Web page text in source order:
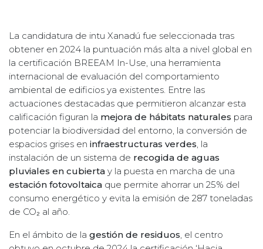
La candidatura de intu Xanadú fue seleccionada tras
obtener en 2024 la puntuación más alta a nivel global en
la certificación BREEAM In-Use, una herramienta
internacional de evaluación del comportamiento
ambiental de edificios ya existentes. Entre las
actuaciones destacadas que permitieron alcanzar esta
calificación figuran la mejora de hábitats naturales para
potenciar la biodiversidad del entorno, la conversión de
espacios grises en infraestructuras verdes, la
instalación de un sistema de recogida de aguas
pluviales en cubierta y la puesta en marcha de una
estación fotovoltaica que permite ahorrar un 25% del
consumo energético y evita la emisión de 287 toneladas
de CO₂ al año.
En el ámbito de la gestión de residuos, el centro